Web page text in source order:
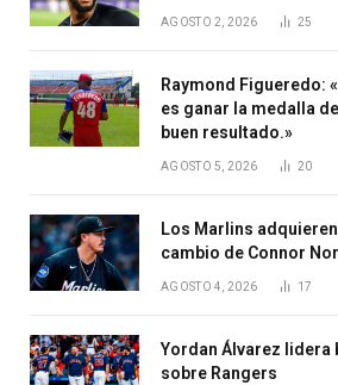
AGOSTO 2, 2026 25
Raymond Figueredo:
es ganar la medalla
buen resultado.»
AGOSTO 5, 2026 20
Los Marlins
cambio de Connor
AGOSTO 4, 2026 17
Yordan Álvarez lidera
sobre Rangers